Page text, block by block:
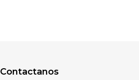
Contactanos